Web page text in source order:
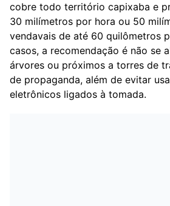
cobre todo território capixaba e
30 milímetros por hora ou 50
vendavais de até 60 quilômetros
casos, a recomendação é não se
árvores ou próximos a torres de
de propaganda, além de evitar
eletrônicos ligados à tomada.